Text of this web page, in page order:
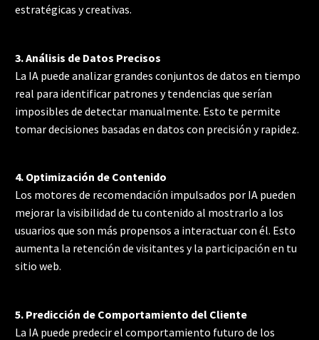
estratégicas y creativas.
3. Análisis de Datos Precisos
La IA puede analizar grandes conjuntos de datos en tiempo
real para identificar patrones y tendencias que serían
imposibles de detectar manualmente. Esto te permite
tomar decisiones basadas en datos con precisión y rapidez.
4. Optimización de Contenido
Los motores de recomendación impulsados por IA pueden
mejorar la visibilidad de tu contenido al mostrarlo a los
usuarios que son más propensos a interactuar con él. Esto
aumenta la retención de visitantes y la participación en tu
sitio web.
5. Predicción de Comportamiento del Cliente
La IA puede predecir el comportamiento futuro de los